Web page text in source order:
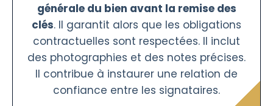
générale du bien avant la remise des
clés. Il garantit alors que les obligations
contractuelles sont respectées. Il inclut
des photographies et des notes précises.
Il contribue à instaurer une relation de
confiance entre les signataires.